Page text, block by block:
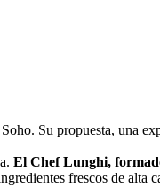
Su propuesta, una
El Chef Lunghi,
frescos de alta